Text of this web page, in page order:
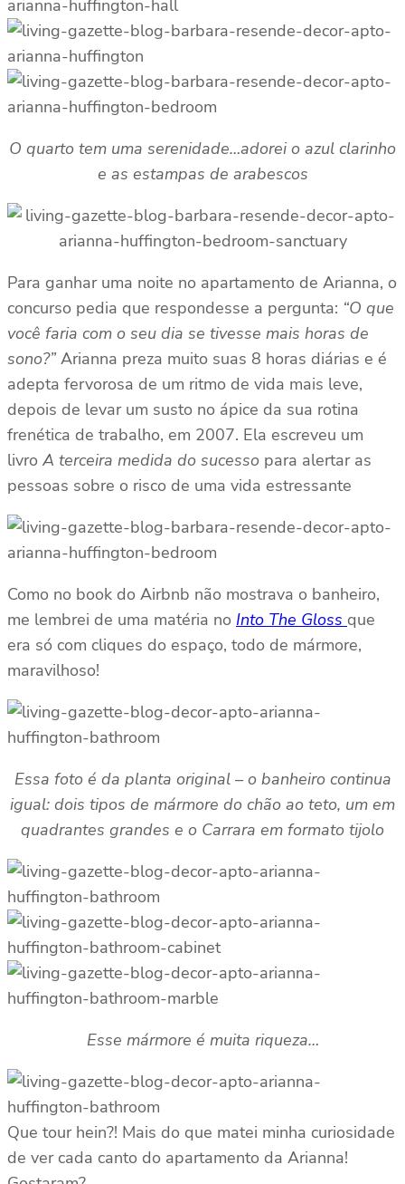
O quarto tem uma serenidade…adorei o azul clarinho
e as estampas de arabescos
Para ganhar uma noite no apartamento de Arianna, o
concurso pedia que respondesse a pergunta: “O que
você faria com o seu dia se tivesse mais horas de
sono?”Arianna preza muito suas 8 horas diárias e é
adepta fervorosa de um ritmo de vida mais leve,
depois de levar um susto no ápice da sua rotina
frenética de trabalho, em 2007. Ela escreveu um
livro A terceira medida do sucesso para alertar as
pessoas sobre o risco de uma vida estressante
Como no book do Airbnb não mostrava o banheiro,
me lembrei de uma matéria no Into The Gloss que
era só com cliques do espaço, todo de mármore,
maravilhoso!
Essa foto é da planta original – o banheiro continua
igual: dois tipos de mármore do chão ao teto, um em
quadrantes grandes e o Carrara em formato tijolo
Esse mármore é muita riqueza…
Que tour hein?! Mais do que matei minha curiosidade
de ver cada canto do apartamento da Arianna!